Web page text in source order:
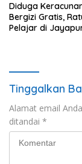
Diduga
Bergizi Gratis,
Pelajar di
Tinggalkan
Alamat email
ditandai *